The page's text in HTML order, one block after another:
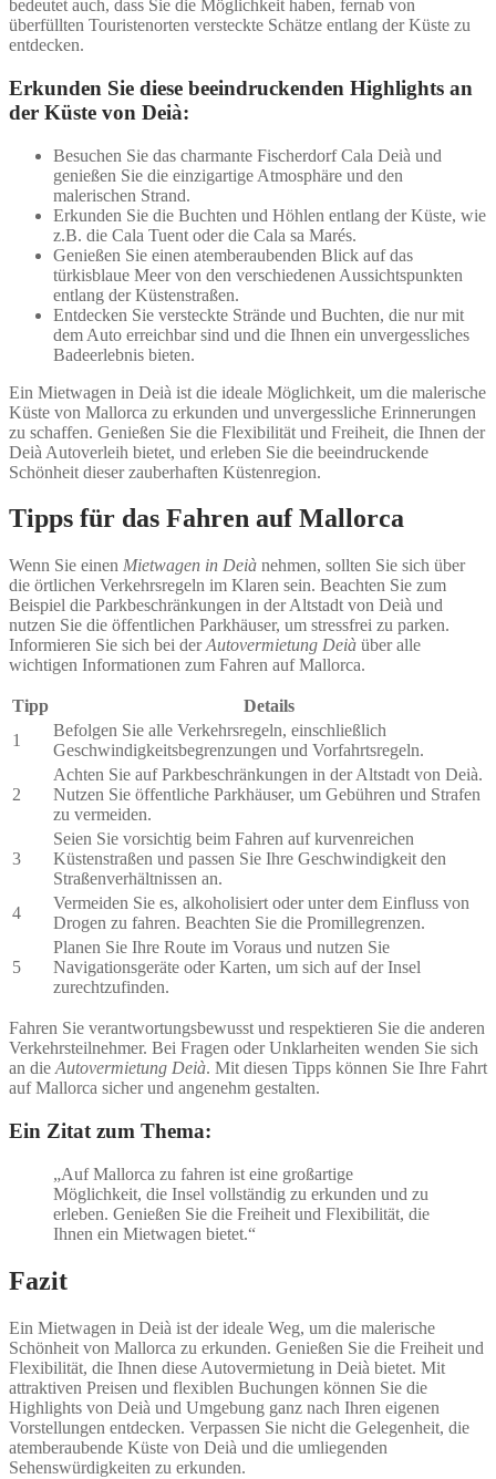
bedeutet auch, dass Sie die Möglichkeit haben, fernab von
überfüllten Touristenorten versteckte Schätze entlang der Küste zu
entdecken.
Erkunden Sie diese beeindruckenden Highlights an
der Küste von Deià:
Besuchen Sie das charmante Fischerdorf Cala Deià und
genießen Sie die einzigartige Atmosphäre und den
malerischen Strand.
Erkunden Sie die Buchten und Höhlen entlang der Küste, wie
z.B. die Cala Tuent oder die Cala sa Marés.
Genießen Sie einen atemberaubenden Blick auf das
türkisblaue Meer von den verschiedenen Aussichtspunkten
entlang der Küstenstraßen.
Entdecken Sie versteckte Strände und Buchten, die nur mit
dem Auto erreichbar sind und die Ihnen ein unvergessliches
Badeerlebnis bieten.
Ein Mietwagen in Deià ist die ideale Möglichkeit, um die malerische
Küste von Mallorca zu erkunden und unvergessliche Erinnerungen
zu schaffen. Genießen Sie die Flexibilität und Freiheit, die Ihnen der
Deià Autoverleih bietet, und erleben Sie die beeindruckende
Schönheit dieser zauberhaften Küstenregion.
Tipps für das Fahren auf Mallorca
Wenn Sie einen Mietwagen in Deià nehmen, sollten Sie sich über
die örtlichen Verkehrsregeln im Klaren sein. Beachten Sie zum
Beispiel die Parkbeschränkungen in der Altstadt von Deià und
nutzen Sie die öffentlichen Parkhäuser, um stressfrei zu parken.
Informieren Sie sich bei derAutovermietung Deià über alle
wichtigen Informationen zum Fahren auf Mallorca.
Tipp
Details
1
Befolgen Sie alle Verkehrsregeln, einschließlich
Geschwindigkeitsbegrenzungen und Vorfahrtsregeln.
2
Achten Sie auf Parkbeschränkungen in der Altstadt von Deià.
Nutzen Sie öffentliche Parkhäuser, um Gebühren und Strafen
zu vermeiden.
3
Seien Sie vorsichtig beim Fahren auf kurvenreichen
Küstenstraßen und passen Sie Ihre Geschwindigkeit den
Straßenverhältnissen an.
4
Vermeiden Sie es, alkoholisiert oder unter dem Einfluss von
Drogen zu fahren. Beachten Sie die Promillegrenzen.
5
Planen Sie Ihre Route im Voraus und nutzen Sie
Navigationsgeräte oder Karten, um sich auf der Insel
zurechtzufinden.
Fahren Sie verantwortungsbewusst und respektieren Sie die anderen
Verkehrsteilnehmer. Bei Fragen oder Unklarheiten wenden Sie sich
an die Autovermietung Deià. Mit diesen Tipps können Sie Ihre Fahrt
auf Mallorca sicher und angenehm gestalten.
Ein Zitat zum Thema:
„Auf Mallorca zu fahren ist eine großartige
Möglichkeit, die Insel vollständig zu erkunden und zu
erleben. Genießen Sie die Freiheit und Flexibilität, die
Ihnen ein Mietwagen bietet.“
Fazit
Ein Mietwagen in Deià ist der ideale Weg, um die malerische
Schönheit von Mallorca zu erkunden. Genießen Sie die Freiheit und
Flexibilität, die Ihnen diese Autovermietung in Deià bietet. Mit
attraktiven Preisen und flexiblen Buchungen können Sie die
Highlights von Deià und Umgebung ganz nach Ihren eigenen
Vorstellungen entdecken. Verpassen Sie nicht die Gelegenheit, die
atemberaubende Küste von Deià und die umliegenden
Sehenswürdigkeiten zu erkunden.